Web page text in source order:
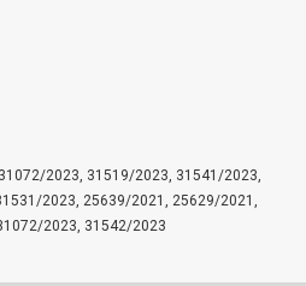
2023, 31519/2023, 31541/2023,
2023, 25639/2021, 25629/2021,
2023, 31542/2023